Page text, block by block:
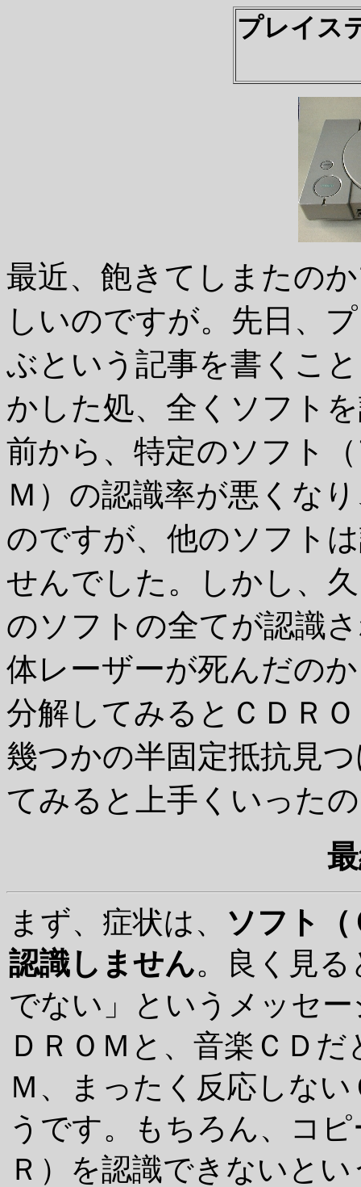
プレイス
最近、飽きてしまたの
しいのですが。先日、
ぶという記事を書くこ
かした処、全くソフト
前から、特定のソフト
Ｍ）の認識率が悪くな
のですが、他のソフト
せんでした。しかし、
のソフトの全てが認識
体レーザーが死んだの
分解してみるとＣＤＲ
幾つかの半固定抵抗見
てみると上手くいった
まず、症状は、 ソフト（
認識しません。良く見
でない」というメッセ
ＤＲＯＭと、音楽ＣＤ
Ｍ、まったく反応しな
うです。もちろん、コ
Ｒ）を認識できないと